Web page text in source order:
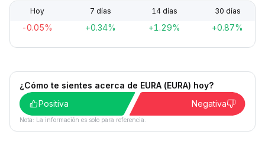
Hoy 7 días 14 días 30 días
-0.05% +0.34% +1.29% +0.87%
¿Cómo te sientes acerca de EURA (EURA) hoy?
Positiva
Negativa
Nota: La información es solo para referencia.